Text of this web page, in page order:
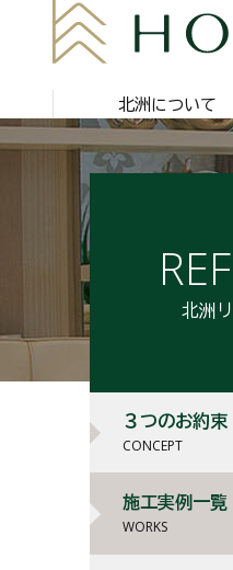
北洲について
北洲
３つのお約束
CONCEPT
施工実例一覧
WORKS